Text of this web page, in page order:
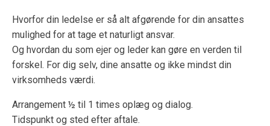
Hvorfor din ledelse er så alt afgørende for din ansattes
mulighed for at tage et naturligt ansvar.
Og hvordan du som ejer og leder kan gøre en verden til
forskel. For dig selv, dine ansatte og ikke mindst din
virksomheds værdi.
Arrangement ½ til 1 times oplæg og dialog.
Tidspunkt og sted efter aftale.